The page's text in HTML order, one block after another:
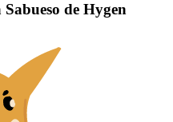
de Hygen